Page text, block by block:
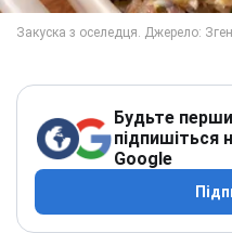
Будьте
підпишіться
Google